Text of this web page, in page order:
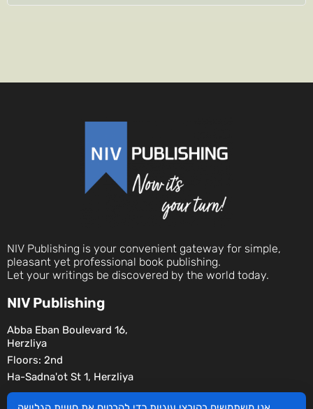
NIV Publishing is your convenient gateway for simple,
pleasant yet professional book publishing.
Let your writings be discovered by the world today.
NIV Publishing
Abba Eban Boulevard 16,
Herzliya
Floors: 2nd
Ha-Sadna'ot St 1, Herzliya
Social